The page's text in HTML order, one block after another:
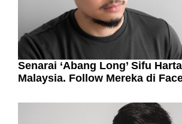
Senarai ‘Abang Long’ Sifu
Malaysia. Follow Mereka di